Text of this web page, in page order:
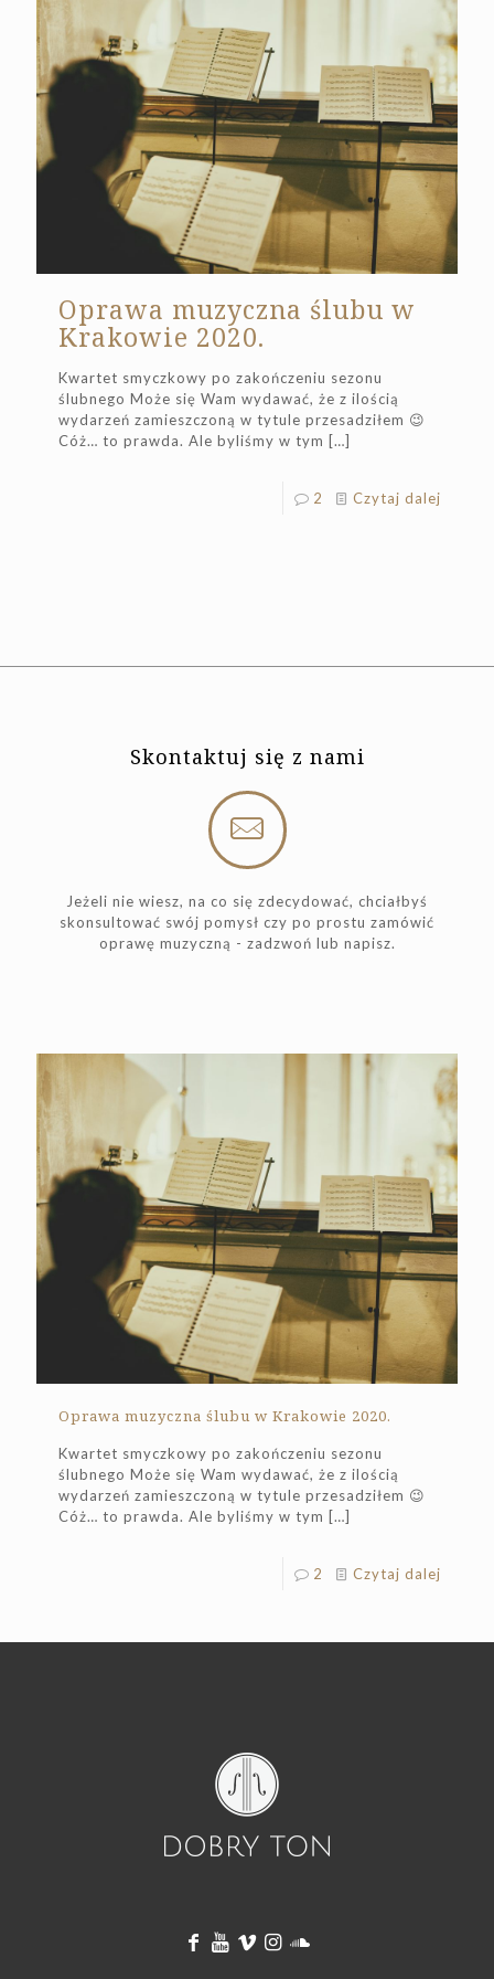
Oprawa muzyczna ślubu w
Krakowie 2020.
Kwartet smyczkowy po zakończeniu sezonu
ślubnego Może się Wam wydawać, że z ilością
wydarzeń zamieszczoną w tytule przesadziłem 😉
Cóż… to prawda. Ale byliśmy w tym […]
2 Czytaj dalej
Skontaktuj się z nami
Jeżeli nie wiesz, na co się zdecydować, chciałbyś
skonsultować swój pomysł czy po prostu zamówić
oprawę muzyczną - zadzwoń lub napisz.
Oprawa muzyczna ślubu w Krakowie 2020.
Kwartet smyczkowy po zakończeniu sezonu
ślubnego Może się Wam wydawać, że z ilością
wydarzeń zamieszczoną w tytule przesadziłem 😉
Cóż… to prawda. Ale byliśmy w tym […]
2 Czytaj dalej